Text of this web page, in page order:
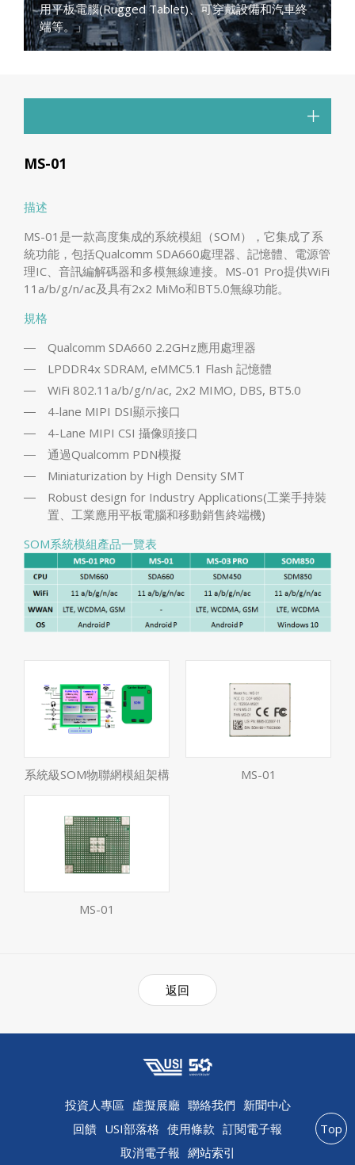
用平板電腦(Rugged Tablet)、可穿戴設備和汽車終
端等。」
MS-01
描述
MS-01是一款高度集成的系統模組（SOM），它集成了系
統功能，包括Qualcomm SDA660處理器、記憶體、電源管
理IC、音訊編解碼器和多模無線連接。MS-01 Pro提供WiFi
11a/b/g/n/ac及具有2x2 MiMo和BT5.0無線功能。
規格
Qualcomm SDA660 2.2GHz應用處理器
LPDDR4x SDRAM, eMMC5.1 Flash 記憶體
WiFi 802.11a/b/g/n/ac, 2x2 MIMO, DBS, BT5.0
4-lane MIPI DSI顯示接口
4-Lane MIPI CSI 攝像頭接口
通過Qualcomm PDN模擬
Miniaturization by High Density SMT
Robust design for Industry Applications(工業手持裝
置、工業應用平板電腦和移動銷售終端機)
SOM系統模組產品一覽表
系統級SOM物聯網模組架構 MS-01
MS-01
返回
投資人專區 虛擬展廳 聯絡我們 新聞中心
回饋 USI部落格 使用條款 訂閱電子報
取消電子報 網站索引
Top